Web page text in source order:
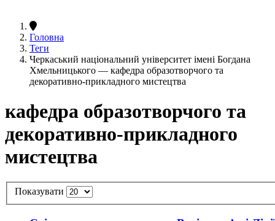
Головна
Теги
Черкаський національний університет імені Богдана
Хмельницького — кафедра образотворчого та
декоративно-прикладного мистецтва
кафедра образотворчого та
декоративно-прикладного
мистецтва
Показувати